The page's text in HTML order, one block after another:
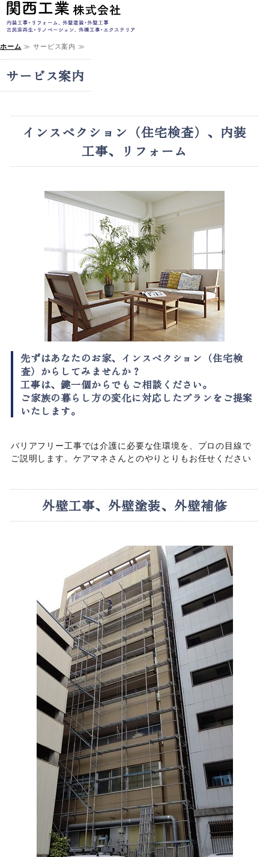
ホーム
サービス案内
会社概要
お問い合わせ
ホーム ≫ サービス案内 ≫
サービス案内
インスペクション（住宅検査）、内装
工事、リフォーム
先ずはあなたのお家、インスペクション（住宅検
査）からしてみませんか？
工事は、鍵一個からでもご相談ください。
ご家族の暮らし方の変化に対応したプランをご提案
いたします。
バリアフリー工事では介護に必要な住環境を、プロの目線で
ご説明します。ケアマネさんとのやりとりもお任せください
外壁工事、外壁塗装、外壁補修